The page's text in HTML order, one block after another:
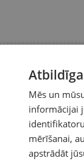
Mēs un
informācijai
mērīšanai,
apstrādāt